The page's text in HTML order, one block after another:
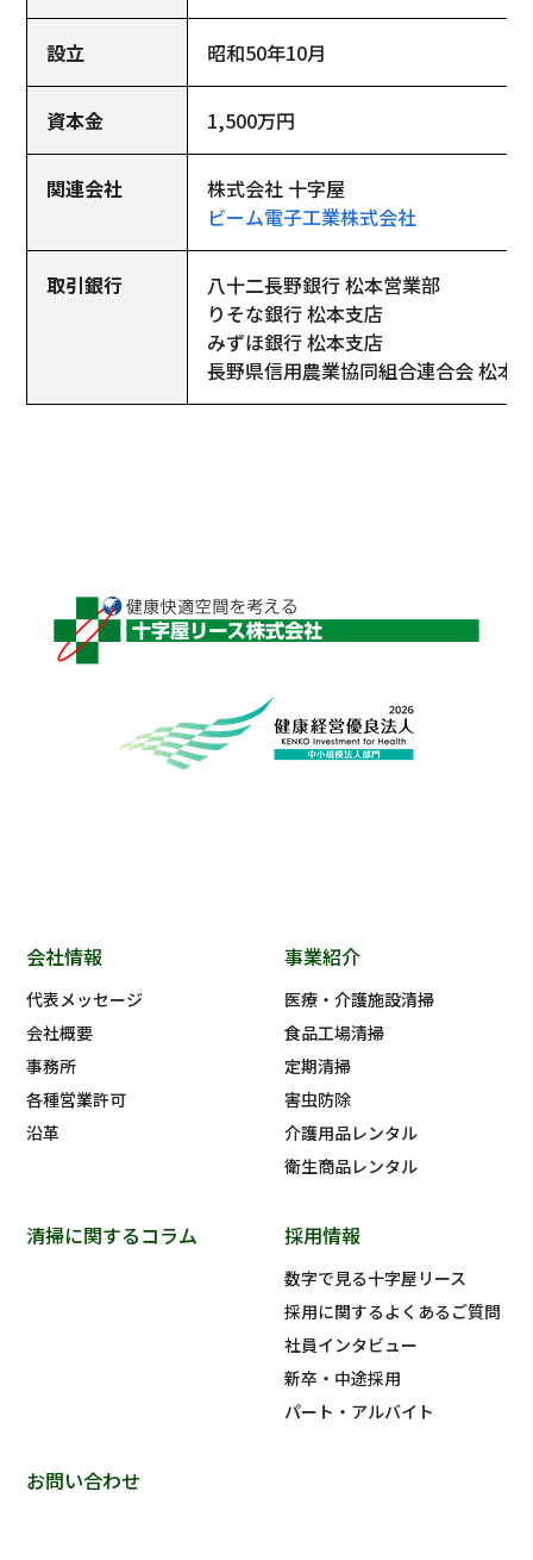
設立 昭和50年10月
資本金 1,500万円
関連会社
株式会社 十字屋
ビーム電子工業株式会社
取引銀行
八十二長野銀行 松本営業部
りそな銀行 松本支店
みずほ銀行 松本支店
長野県信用農業協同組合連合会 松本
会社情報
代表メッセージ
会社概要
事務所
各種営業許可
沿革
事業紹介
医療・介護施設清掃
食品工場清掃
定期清掃
害虫防除
介護用品レンタル
衛生商品レンタル
清掃に関するコラム 採用情報
数字で見る十字屋リース
採用に関するよくあるご質問
社員インタビュー
新卒・中途採用
パート・アルバイト
お問い合わせ